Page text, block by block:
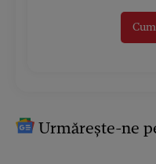
Urmărește-ne